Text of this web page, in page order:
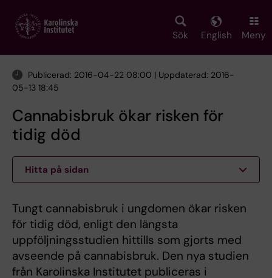
main
Sök English Meny
Publicerad: 2016-04-22 08:00 | Uppdaterad: 2016-
05-13 18:45
Cannabisbruk ökar risken för
tidig död
Hitta på sidan
Tungt cannabisbruk i ungdomen ökar risken
för tidig död, enligt den längsta
uppföljningsstudien hittills som gjorts med
avseende på cannabisbruk. Den nya studien
från Karolinska Institutet publiceras i